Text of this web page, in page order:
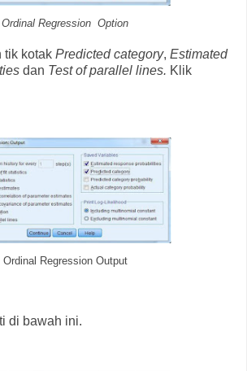
Ordinal Regression Option
tik kotak Predicted category, Estimated
dan Test of parallel lines. Klik
Ordinal Regression Output
di bawah ini.